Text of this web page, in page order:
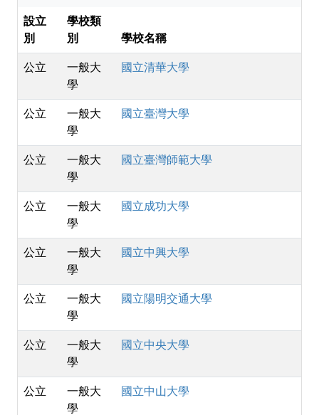
設立
別
學校類
別
學校名稱
公立
一般大
學
國立清華大學
公立
一般大
學
國立臺灣大學
公立
一般大
學
國立臺灣師範大學
公立
一般大
學
國立成功大學
公立
一般大
學
國立中興大學
公立
一般大
學
國立陽明交通大學
公立
一般大
學
國立中央大學
公立
一般大
學
國立中山大學